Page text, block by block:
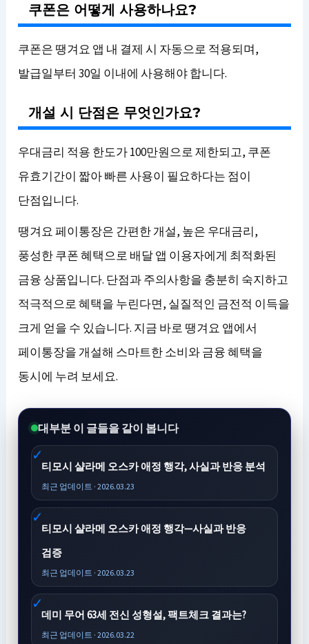
쿠폰은 어떻게 사용하나요?
쿠폰은 땡겨요 앱 내 결제 시 자동으로 적용되며,
발급일부터 30일 이내에 사용해야 합니다.
개설 시 단점은 무엇인가요?
우대금리 적용 한도가 100만원으로 제한되고, 쿠폰
유효기간이 짧아 빠른 사용이 필요하다는 점이
단점입니다.
땡겨요 페이통장은 간편한 개설, 높은 우대금리,
풍성한 쿠폰 혜택으로 배달 앱 이용자에게 최적화된
금융 상품입니다. 단점과 주의사항을 충분히 숙지하고
적극적으로 혜택을 누린다면, 실질적인 금전적 이득을
크게 얻을 수 있습니다. 지금 바로 땡겨요 앱에서
페이통장을 개설해 스마트한 소비와 금융 혜택을
동시에 누려 보세요.
대부분 이 글들을 같이 봅니다
티모시 샬라메 오스카 애정 행각, 사실과 반응 분석
최근 업데이트 · 2026.03.23
티모시 샬라메 오스카 애정 행각—사실과 반응
검증
최근 업데이트 · 2026.03.23
데미 무어 63세 전신 성형설, 팩트체크 결과는?
최근 업데이트 · 2026.03.22